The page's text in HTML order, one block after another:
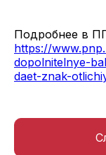
Подробнее в
https://
dopolnitelnye-
daet-znak-